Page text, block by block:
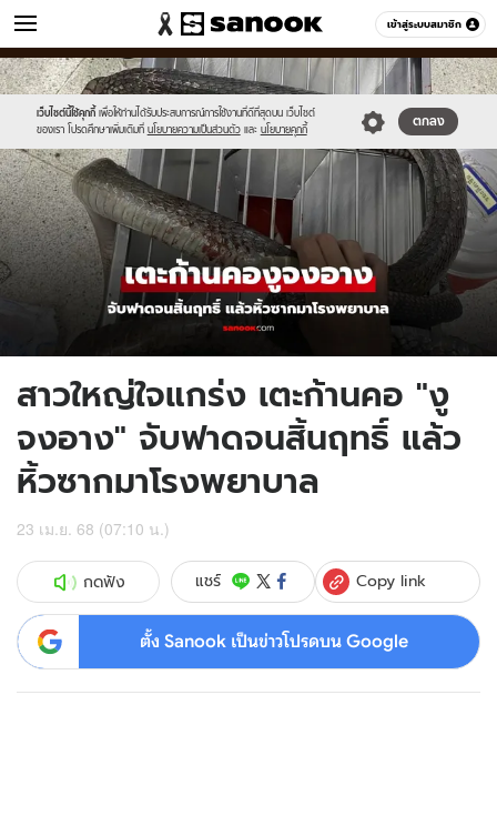
เข้าสู่ระบบสมาชิก
ข่าว หมวดอื่นๆ
เว็บไซต์นี้ใช้คุกกี้ เพื่อให้ท่านได้รับประสบการณ์การใช้งานที่ดีที่สุดบน เว็บไซต์
ของเรา โปรดศึกษาเพิ่มเติมที่ นโยบายความเป็นส่วนตัว และ นโยบายคุกกี้
ตกลง
Sanook
//s.isanook.com/sr/0/images/logo-
new-
sanook.png
600
60
//s.isanook.com/ns/0/ud/1956/9780030/new-
thumbnail1200x720-
2025-.jpg
สาวใหญ่ใจแกร่ง เตะก้านคอ "งู
จงอาง" จับฟาดจนสิ้นฤทธิ์ แล้ว
หิ้วซากมาโรงพยาบาล
23 เม.ย. 68 (07:10 น.)
กดฟัง แชร์ Copy link
ตั้ง Sanook เป็นข่าวโปรดบน Google